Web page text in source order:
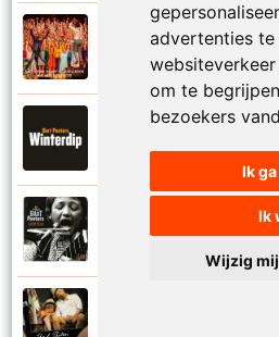
advertenties
om te
bezoekers
Ik
Ik
Wijzig
Bart Peeters, Ronny
Wat nog komen zou
Bart Peeters
Winterdip
Zeester met koffie